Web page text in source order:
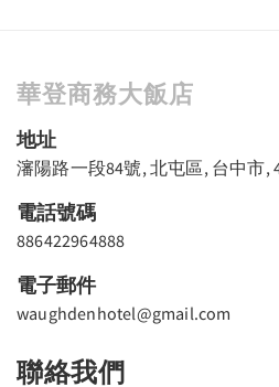
華登商務大飯店
地址
瀋陽路一段84號, 北屯區, 台中市,
電話號碼
886422964888
電子郵件
waughdenhotel@gmail.com
聯絡我們